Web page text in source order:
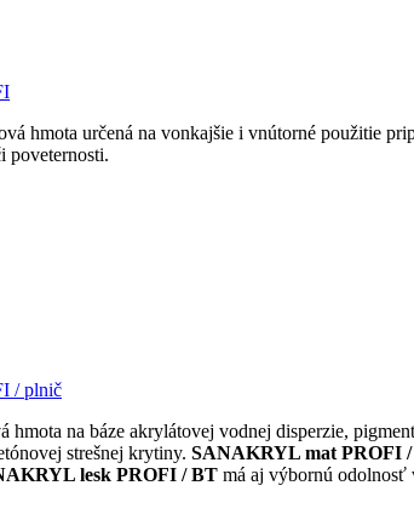
hmota určená na vonkajšie i vnútorné použitie
poveternosti.
/ plnič
hmota na báze akrylátovej vodnej disperzie,
strešnej krytiny. SANAKRYL mat PROFI
lesk PROFI / BT má aj výbornú odolnosť